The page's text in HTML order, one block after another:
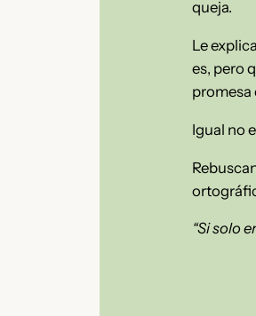
queja.
Le
es, pero
promesa
Igual no
“Si solo